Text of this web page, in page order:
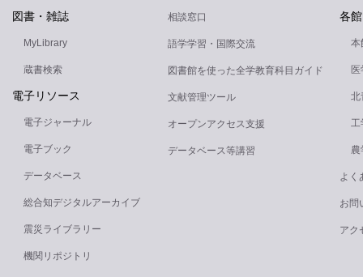
図書・雑誌
MyLibrary
蔵書検索
電子リソース
電子ジャーナル
電子ブック
データベース
総合知デジタルアーカイブ
震災ライブラリー
機関リポジトリ
相談窓口
語学学習・国際交流
図書館を使った全学教育科目ガイド
文献管理ツール
オープンアクセス支援
データベース等講習
各
本
北
工
農
よく
お問
アク